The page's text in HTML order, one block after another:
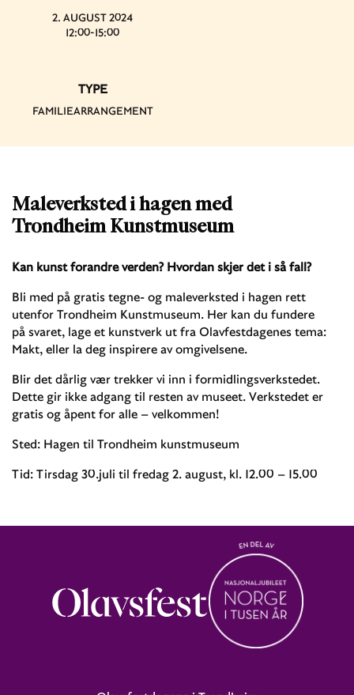
Maleverksted i hagen med
Trondheim Kunstmuseum
Kan kunst forandre verden? Hvordan skjer det i så fall?
Bli med på gratis tegne- og maleverksted i hagen rett
utenfor Trondheim Kunstmuseum. Her kan du fundere
på svaret, lage et kunstverk ut fra Olavfestdagenes tema:
Makt, eller la deg inspirere av omgivelsene.
Blir det dårlig vær trekker vi inn i formidlingsverkstedet.
Dette gir ikke adgang til resten av museet. Verkstedet er
gratis og åpent for alle – velkommen!
Sted: Hagen til Trondheim kunstmuseum
Tid: Tirsdag 30.juli til fredag 2. august, kl. 12.00 – 15.00
2. AUGUST 2024
12:00-15:00
TYPE
FAMILIEARRANGEMENT